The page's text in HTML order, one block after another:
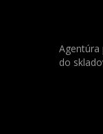
Agentúra
do